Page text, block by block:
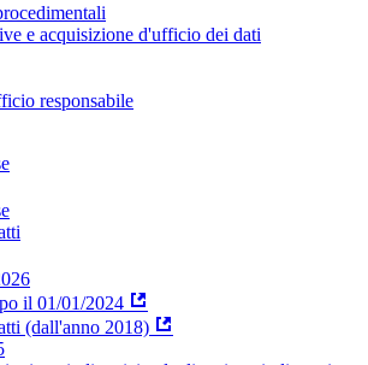
e acquisizione d'ufficio dei dati
responsabile
il 01/01/2024
(dall'anno 2018)